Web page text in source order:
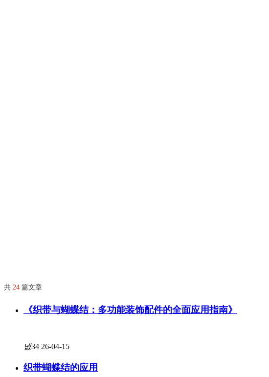
共 24 篇文章
《织带与蝴蝶结：多功能装饰配件的全面应用指南》
넶34 26-04-15
织带蝴蝶结的应用